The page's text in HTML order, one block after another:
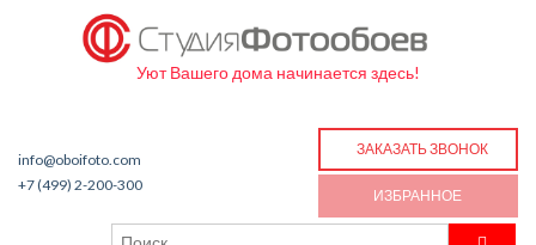
Уют Вашего дома начинается здесь!
info@oboifoto.com
+7 (499) 2-200-300
ЗАКАЗАТЬ ЗВОНОК
ИЗБРАННОЕ